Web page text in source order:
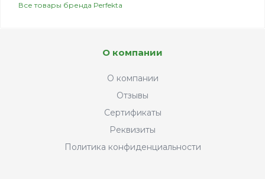
Все товары бренда Perfekta
О компании
О компании
Отзывы
Сертификаты
Реквизиты
Политика конфиденциальности